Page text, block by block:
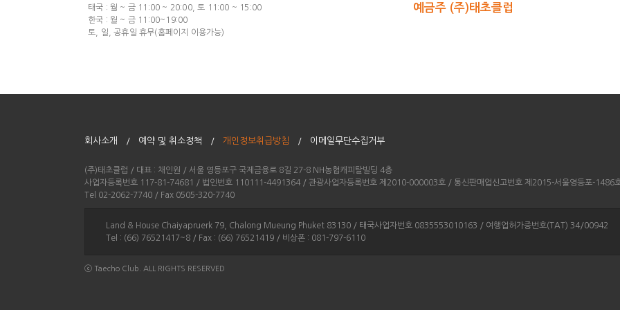
태국 : 월 ~ 금 11:00 ~ 20:00, 토 11:00 ~ 15:00
한국 : 월 ~ 금 11:00~19:00
토, 일, 공휴일 휴무(홈페이지 이용가능)
예금주 (주)태초클럽
회사소개 / 예약 및 취소정책 / 개인정보취급방침 / 이메일무단수집거부
(주)태초클럽 / 대표 : 채인원 / 서울 영등포구 국제금융로 8길 27-8 NH농협캐피탈빌딩 4층
사업자등록번호 117-81-74681 / 법인번호 110111-4491364 / 관광사업자등록번호 제2010-000003호 / 통신판매업신고번호 제2015-서울영등포-1486
Tel 02-2062-7740 / Fax 0505-320-7740
Land & House Chaiyapruerk 79, Chalong Mueung Phuket 83130 / 태국사업자번호 0835553010163 / 여행업허가증번호(TAT) 34/00942
Tel : (66) 76521417~8 / Fax : (66) 76521419 / 비상폰 : 081-797-6110
ⓒ Taecho Club. ALL RIGHTS RESERVED